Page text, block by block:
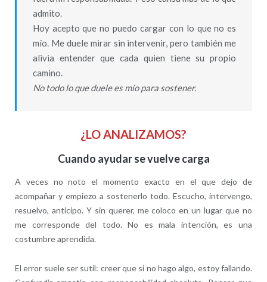
admito.
Hoy acepto que no puedo cargar con lo que no es
mío. Me duele mirar sin intervenir, pero también me
alivia entender que cada quien tiene su propio
camino.
No todo lo que duele es mío para sostener.
¿LO ANALIZAMOS?
Cuando ayudar se vuelve carga
A veces no noto el momento exacto en el que dejo de
acompañar y empiezo a sostenerlo todo. Escucho, intervengo,
resuelvo, anticipo. Y sin querer, me coloco en un lugar que no
me corresponde del todo. No es mala intención, es una
costumbre aprendida.
El error suele ser sutil: creer que si no hago algo, estoy fallando.